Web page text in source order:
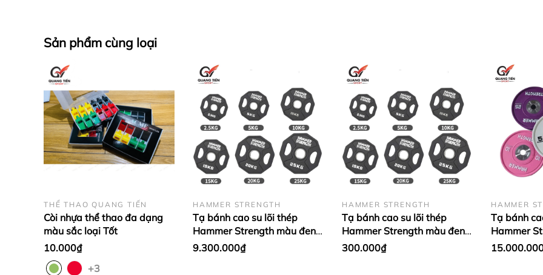
2. Hình ảnh sản phẩm
Sản phẩm cùng loại
THỂ THAO QUANG TIẾN
Còi nhựa thể thao đa dạng
màu sắc loại Tốt
10.000₫
+3
HAMMER STRENGTH
Tạ bánh cao su lõi thép
Hammer Strength màu đen
cao cấp lỗ 50 nhập khẩu (giá
9.300.000₫
HAMMER STRENGTH
Tạ bánh cao su lõi thép
Hammer Strength màu đen
cao cấp lỗ 50 nhập khẩu (giá
300.000₫
HAMMER
Tạ bánh
Hammer
50 nhập